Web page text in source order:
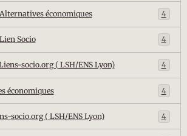
économiques 4
Socio 4
socio.org ( LSH/ENS Lyon) 4
économiques 4
socio.org ( LSH/ENS Lyon) 4